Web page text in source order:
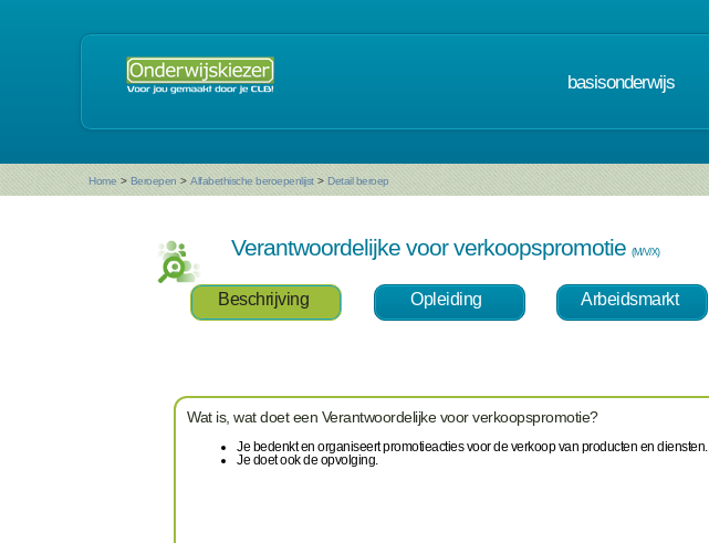
basisonderwijs
Home > Beroepen > Alfabethische beroepenlijst > Detail beroep
Verantwoordelijke voor verkoopspromotie (M/V/X)
Beschrijving Opleiding Arbeidsmarkt
Wat is, wat doet een Verantwoordelijke voor verkoopspromotie?
Je bedenkt en organiseert promotieacties voor de verkoop van producten en diensten.
Je doet ook de opvolging.